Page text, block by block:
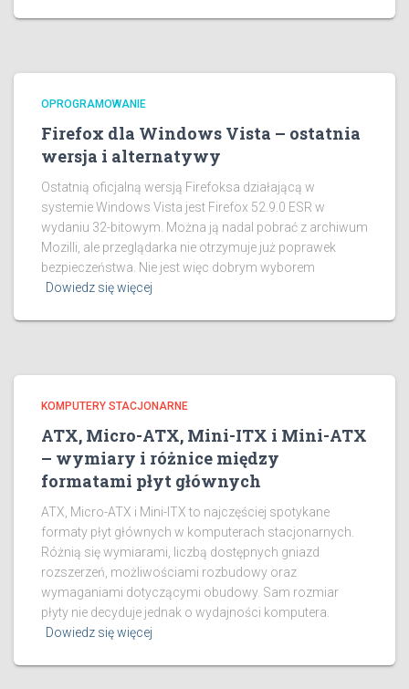
OPROGRAMOWANIE
Firefox dla Windows Vista – ostatnia
wersja i alternatywy
Ostatnią oficjalną wersją Firefoksa działającą w
systemie Windows Vista jest Firefox 52.9.0 ESR w
wydaniu 32-bitowym. Można ją nadal pobrać z archiwum
Mozilli, ale przeglądarka nie otrzymuje już poprawek
bezpieczeństwa. Nie jest więc dobrym wyborem
Dowiedz się więcej
KOMPUTERY STACJONARNE
ATX, Micro-ATX, Mini-ITX i Mini-ATX
– wymiary i różnice między
formatami płyt głównych
ATX, Micro-ATX i Mini-ITX to najczęściej spotykane
formaty płyt głównych w komputerach stacjonarnych.
Różnią się wymiarami, liczbą dostępnych gniazd
rozszerzeń, możliwościami rozbudowy oraz
wymaganiami dotyczącymi obudowy. Sam rozmiar
płyty nie decyduje jednak o wydajności komputera.
Dowiedz się więcej